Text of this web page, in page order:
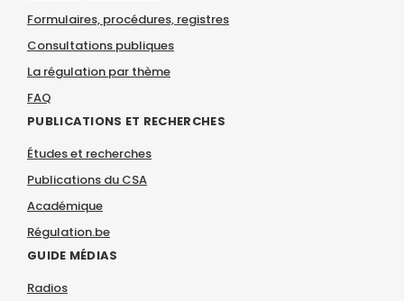
Formulaires, procédures, registres
Consultations publiques
La régulation par thème
FAQ
PUBLICATIONS ET RECHERCHES
Études et recherches
Publications du CSA
Académique
Régulation.be
GUIDE MÉDIAS
Radios